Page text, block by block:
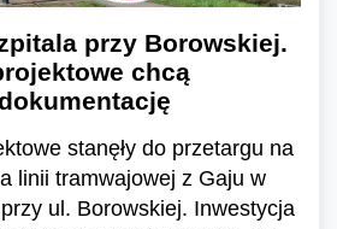
przy Borowskiej.
chcą
stanęły do przetargu na
linii tramwajowej z Gaju w
ul. Borowskiej. Inwestycja